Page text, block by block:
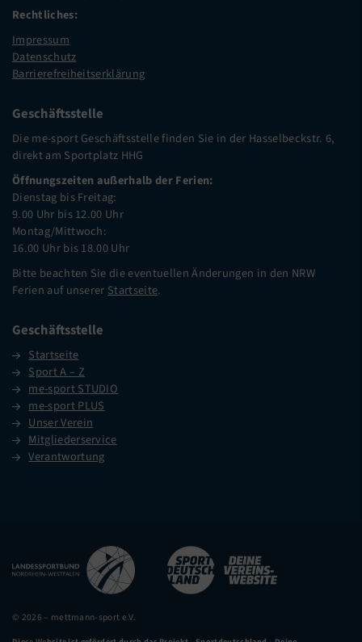
Rechtliches:
Impressum
Datenschutz
Barrierefreiheitserklärung
Geschäftsstelle
Die me-sport Geschäftsstelle finden Sie in der Hasselbeckstr. 6,
direkt am Sportplatz HHG
Öffnungszeiten außerhalb der Ferien:
Dienstag bis Freitag:
9.00 Uhr bis 12.00 Uhr
Montag/Mittwoch:
16.00 Uhr bis 18.00 Uhr
Bitte beachten Sie die eventuellen Änderungen in den NRW
Ferien auf unserer Startseite.
Geschäftsstelle
Startseite
Sport A – Z
me-sport STUDIO
me-sport PLUS
Unser Verein
Mitgliederservice
Verantwortung
© 2026 – mettmann-sport e.V.